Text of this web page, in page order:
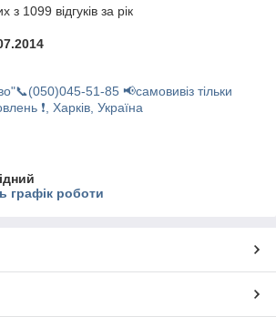
з 1099 відгуків за рік
51-85 📢самовивіз тільки
❗, Харків, Україна
графік роботи